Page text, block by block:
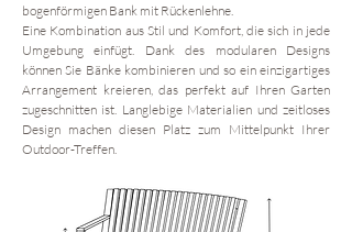
bogenförmigen Bank mit Rückenlehne.
Eine Kombination aus Stil und Komfort, die sich in jede
Umgebung einfügt. Dank des modularen Designs
können Sie Bänke kombinieren und so ein einzigartiges
Arrangement kreieren, das perfekt auf Ihren Garten
zugeschnitten ist. Langlebige Materialien und zeitloses
Design machen diesen Platz zum Mittelpunkt Ihrer
Outdoor-Treffen.